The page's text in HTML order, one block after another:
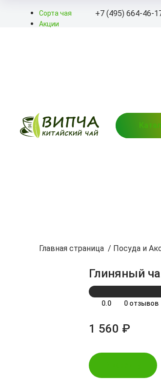
Сорта чая
Акции
+7 (495) 664-46-
дом 7,
Главная страница / Посуда и
Глиняный
0.0 0 отзывов
1 560 ₽